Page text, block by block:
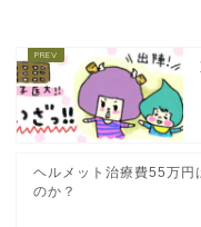
ヘルメット治療費55万円
のか？